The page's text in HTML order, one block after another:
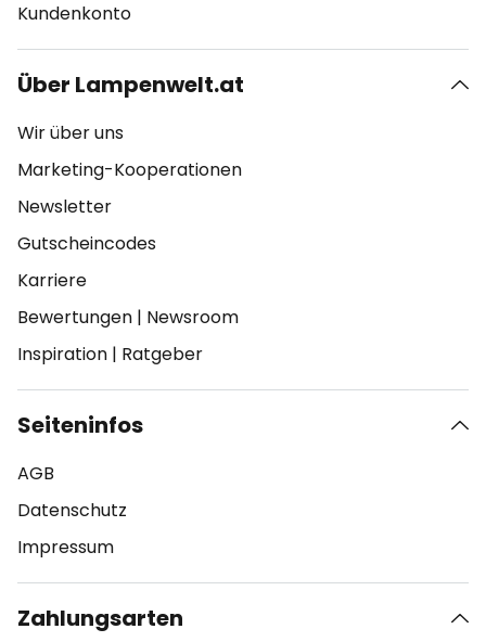
Kundenkonto
Über Lampenwelt.at
Wir über uns
Marketing-Kooperationen
Newsletter
Gutscheincodes
Karriere
Bewertungen | Newsroom
Inspiration | Ratgeber
Seiteninfos
AGB
Datenschutz
Impressum
Zahlungsarten